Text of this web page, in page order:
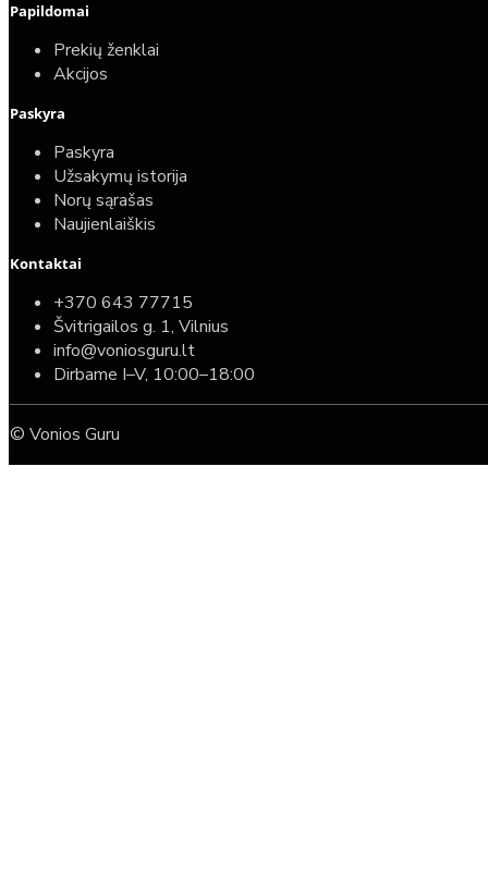
Papildomai
Prekių ženklai
Akcijos
Paskyra
Paskyra
Užsakymų istorija
Norų sąrašas
Naujienlaiškis
Kontaktai
+370 643 77715
Švitrigailos g. 1, Vilnius
info@voniosguru.lt
Dirbame I–V, 10:00–18:00
© Vonios Guru